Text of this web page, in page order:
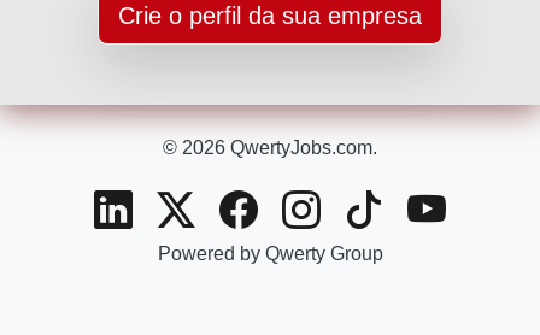
Crie o perfil da sua empresa
© 2026 QwertyJobs.com.
Powered by Qwerty Group